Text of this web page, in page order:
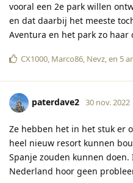
vooral een 2e park willen
en dat daarbij het meeste
Aventura en het park zo haar
CX1000, Marco86, Nevz, en 5
paterdave2 30 nov. 2022
Ze hebben het in het stuk er
heel nieuw resort kunnen
Spanje zouden kunnen
Nederland hoor geen